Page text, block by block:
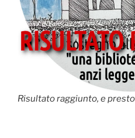
Risultato raggiunto, e